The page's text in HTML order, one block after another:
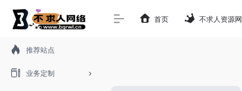
推荐站点
业务定制
首页 不求人资源网